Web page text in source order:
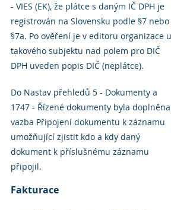
- VIES (EK), že plátce s daným IČ DPH je
registrován na Slovensku podle §7 nebo
§7a. Po ověření je v editoru organizace u
takového subjektu nad polem pro DIČ
DPH uveden popis DIČ (neplátce).
Do Nastav přehledů 5 - Dokumenty a
1747 - Řízené dokumenty byla doplněna
vazba Připojení dokumentu k záznamu
umožňující zjistit kdo a kdy daný
dokument k příslušnému záznamu
připojil.
Fakturace